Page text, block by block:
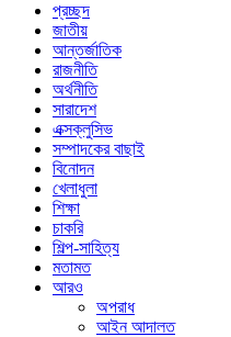
প্রচ্ছদ
জাতীয়
আন্তর্জাতিক
রাজনীতি
অর্থনীতি
সারাদেশ
এক্সক্লুসিভ
সম্পাদকের বাছাই
বিনোদন
খেলাধুলা
শিক্ষা
চাকরি
শিল্প-সাহিত্য
মতামত
আরও
অপরাধ
আইন আদালত